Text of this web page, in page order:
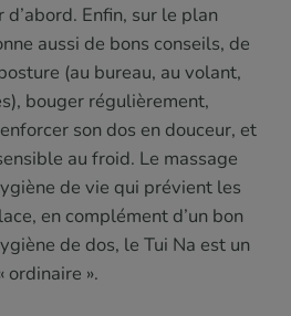
Enfin, sur le plan
aussi de bons conseils, de
(au bureau, au volant,
bouger régulièrement,
son dos en douceur, et
au froid. Le massage
de vie qui prévient les
en complément d’un bon
de dos, le Tui Na est un
ordinaire ».